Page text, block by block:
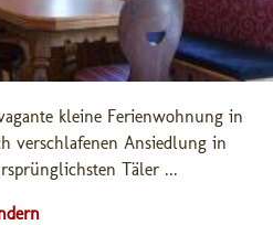
kleine Ferienwohnung in
verschlafenen Ansiedlung in
Täler ...